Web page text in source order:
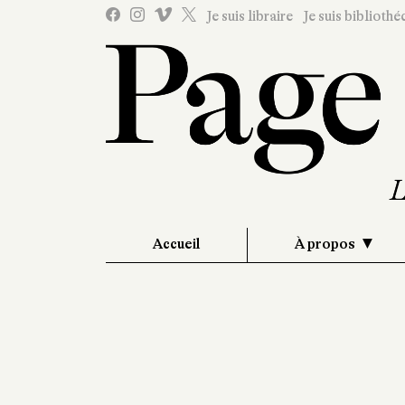
Je suis libraire Je suis
Accueil À propos